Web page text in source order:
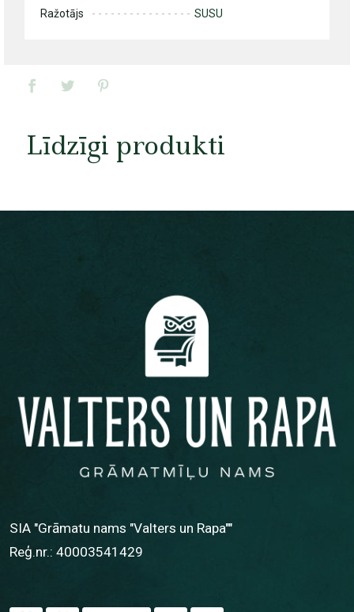
Ražotājs SUSU
Līdzīgi produkti
SIA "Grāmatu nams "Valters un Rapa""
Reģ.nr.: 40003541429